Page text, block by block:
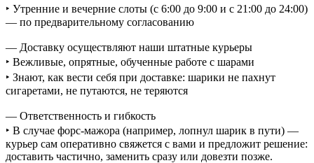
‣ Утренние и вечерние слоты (с 6:00 до 9:00 и с 21:00 до 24:00)
— по предварительному согласованию
— Доставку осуществляют наши штатные курьеры
‣ Вежливые, опрятные, обученные работе с шарами
‣ Знают, как вести себя при доставке: шарики не пахнут
сигаретами, не путаются, не теряются
— Ответственность и гибкость
‣ В случае форс-мажора (например, лопнул шарик в пути) —
курьер сам оперативно свяжется с вами и предложит решение:
доставить частично, заменить сразу или довезти позже.